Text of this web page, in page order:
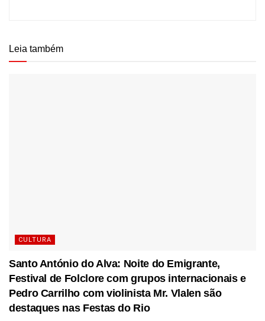
Leia também
CULTURA
Santo António do Alva: Noite do Emigrante,
Festival de Folclore com grupos internacionais e
Pedro Carrilho com violinista Mr. Vlalen são
destaques nas Festas do Rio